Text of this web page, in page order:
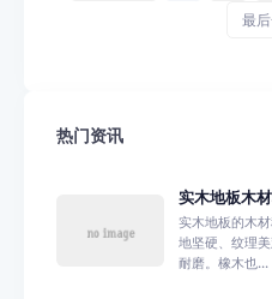
最
热门资讯
实木地板木
实木地板的木
地坚硬、纹理
耐磨。橡木也...